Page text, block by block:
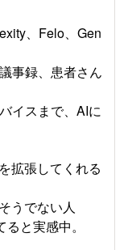
、Felo、Gen
事録、患者さん
イスまで、AIに
拡張してくれる
うでない人
と実感中。